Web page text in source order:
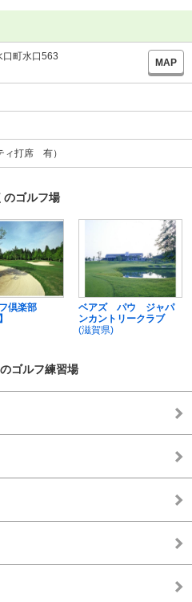
口町水口563
MAP
ィ打席 有）
のゴルフ場
倶楽部
ベアズ パウ ジャパ
ンカントリークラブ
(滋賀県)
ゴルフ練習場